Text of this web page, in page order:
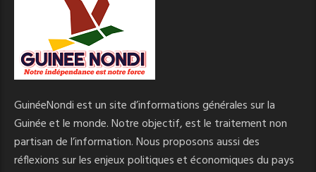
GuinéeNondi est un site d’informations générales sur la
Guinée et le monde. Notre objectif, est le traitement non
partisan de l’information. Nous proposons aussi des
réflexions sur les enjeux politiques et économiques du pays